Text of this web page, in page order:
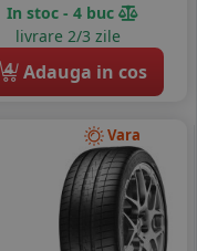
In stoc - 4 buc
livrare 2/3 zile
4 Adauga in cos
Vara